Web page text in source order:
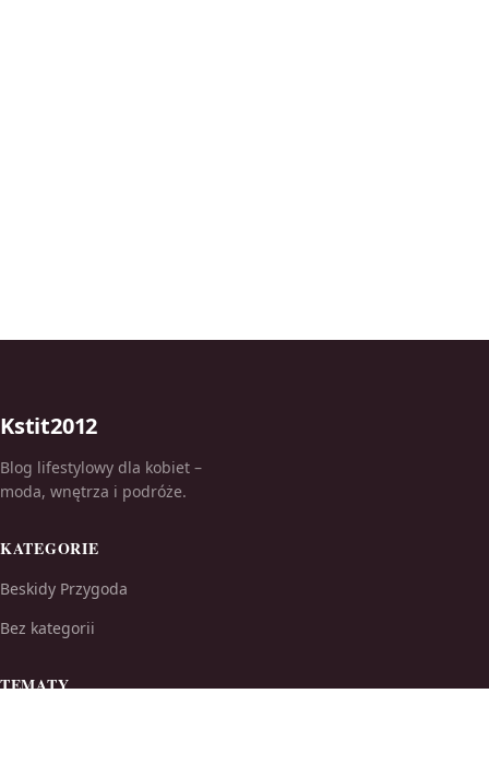
Kstit2012
Blog lifestylowy dla kobiet –
moda, wnętrza i podróże.
KATEGORIE
Beskidy Przygoda
Bez kategorii
TEMATY